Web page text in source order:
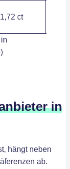
ct
in
hängt neben
ab.